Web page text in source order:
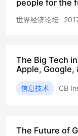
people for the
世界经济论坛
The Big Tech
Apple, Google,
信息技术 CB
The Future of